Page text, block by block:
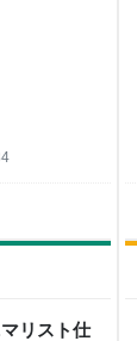
リスト仕